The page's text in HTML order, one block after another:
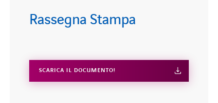
Rassegna Stampa
SCARICA IL DOCUMENTO!